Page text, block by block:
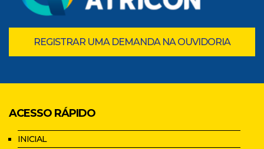
REGISTRAR UMA DEMANDA NA OUVIDORIA
ACESSO RÁPIDO
INICIAL